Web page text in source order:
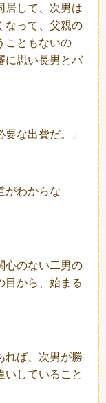
居して、次男は
なって、父親の
こともないの
に思い長男とバ
な出費だ。」
がわからな
心のない二男の
目から、始まる
れば、次男が勝
いしていること